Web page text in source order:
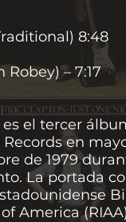
8:48
– 7:17
el tercer
en
de 1979
La portada
America